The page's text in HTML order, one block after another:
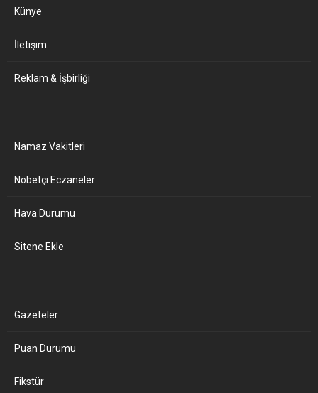
Künye
İletişim
Reklam & İşbirliği
Namaz Vakitleri
Nöbetçi Eczaneler
Hava Durumu
Sitene Ekle
Gazeteler
Puan Durumu
Fikstür